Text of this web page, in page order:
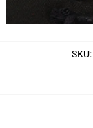
SKU: